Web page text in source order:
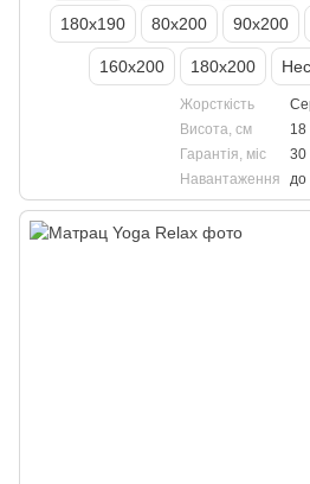
180х190 80х200 90х200
160х200 180х200
Жорсткість
Висота, см
18
Гарантія, міс
30
Навантаження
до